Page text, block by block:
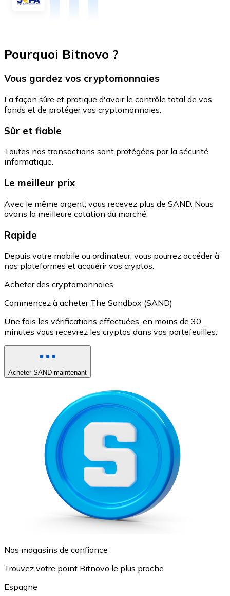
Pourquoi Bitnovo ?
Vous gardez vos cryptomonnaies
La façon sûre et pratique d'avoir le contrôle total de vos
fonds et de protéger vos cryptomonnaies.
Sûr et fiable
Toutes nos transactions sont protégées par la sécurité
informatique.
Le meilleur prix
Avec le même argent, vous recevez plus de SAND. Nous
avons la meilleure cotation du marché.
Rapide
Depuis votre mobile ou ordinateur, vous pourrez accéder à
nos plateformes et acquérir vos cryptos.
Acheter des cryptomonnaies
Commencez à acheter The Sandbox (SAND)
Une fois les vérifications effectuées, en moins de 30
minutes vous recevrez les cryptos dans vos portefeuilles.
Acheter SAND maintenant
Nos magasins de confiance
Trouvez votre point Bitnovo le plus proche
Espagne